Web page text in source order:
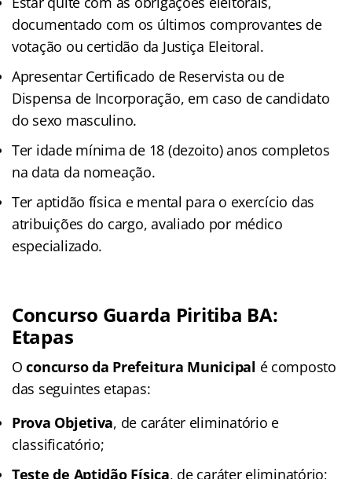
documentado com os últimos comprovantes de
votação ou certidão da Justiça Eleitoral.
Apresentar Certificado de Reservista ou de
Dispensa de Incorporação, em caso de candidato
do sexo masculino.
Ter idade mínima de 18 (dezoito) anos completos
na data da nomeação.
Ter aptidão física e mental para o exercício das
atribuições do cargo, avaliado por médico
especializado.
Concurso Guarda Piritiba BA:
Etapas
Oconcurso da Prefeitura Municipal é composto
das seguintes etapas:
Prova Objetiva, de caráter eliminatório e
classificatório;
Teste de Aptidão Física, de caráter eliminatório;